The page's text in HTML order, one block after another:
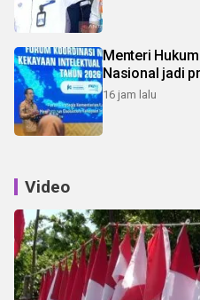
Menteri
Nasional jadi
16 jam lalu
Video